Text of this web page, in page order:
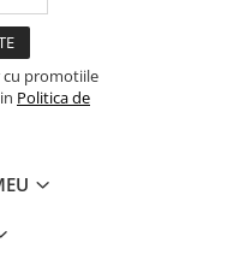
cu promotiile
Politica de